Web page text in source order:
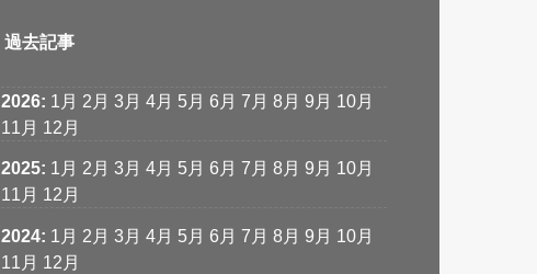
過去記事
2026: 1月 2月 3月 4月 5月 6月 7月 8月 9月 10月
11月 12月
2025: 1月 2月 3月 4月 5月 6月 7月 8月 9月 10月
11月 12月
2024: 1月 2月 3月 4月 5月 6月 7月 8月 9月 10月
11月 12月